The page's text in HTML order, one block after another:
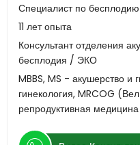
Специалист по
11 лет опыта
Консультант отделения
бесплодия / ЭКО
MBBS, MS - акушерство и
гинекология, MRCOG
репродуктивная медицина